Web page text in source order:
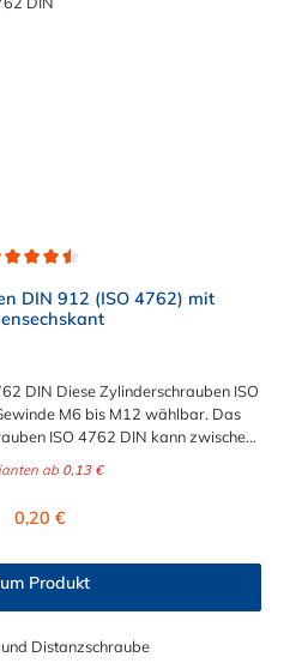
DIN 912 (ISO 4762) mit
DIN Diese Zylinderschrauben ISO
M6 bis M12 wählbar. Das
ISO 4762 DIN kann zwischen
ab 0,13 €
Regulärer Preis:
0,20 €
Produkt